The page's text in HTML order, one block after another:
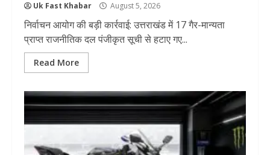
Uk Fast Khabar August 5, 2026
निर्वाचन आयोग की बड़ी कार्रवाई: उत्तराखंड में 17 गैर-मान्यता
प्राप्त राजनीतिक दल पंजीकृत सूची से हटाए गए...
Read More